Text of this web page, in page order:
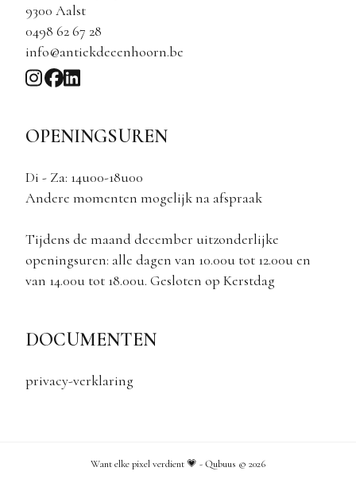
9300 Aalst
0498 62 67 28
info@antiekdeeenhoorn.be
OPENINGSUREN
Di - Za: 14u00-18u00
Andere momenten mogelijk na afspraak
Tijdens de maand december uitzonderlijke
openingsuren: alle dagen van 10.00u tot 12.00u en
van 14.00u tot 18.00u. Gesloten op Kerstdag
DOCUMENTEN
privacy-verklaring
Want elke pixel verdient 💗 - Qubuus © 2026